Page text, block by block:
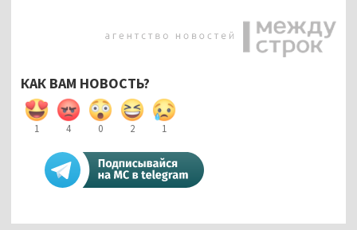
КАК ВАМ НОВОСТЬ?
1 4 0 2 1